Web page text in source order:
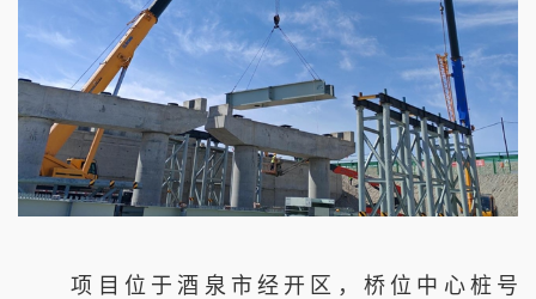
项目位于酒泉市经开区，桥位中心桩号